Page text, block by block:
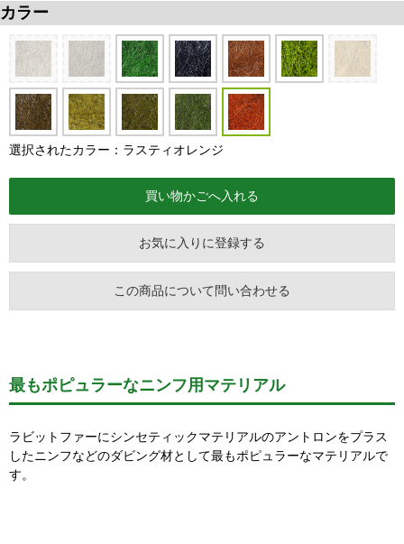
カラー
選択されたカラー：ラスティオレンジ
お気に入りに登録する
この商品について問い合わせる
最もポピュラーなニンフ用マテリアル
ラビットファーにシンセティックマテリアルのアントロンをプラス
したニンフなどのダビング材として最もポピュラーなマテリアルで
す。